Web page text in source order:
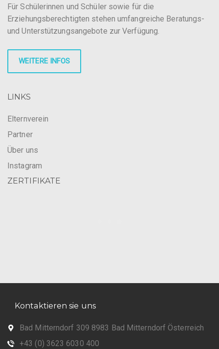
Für Schülerinnen und Schüler sowie für die
Erziehungsberechtigten stehen umfangreiche Beratungs-
und Unterstützungsangebote zur Verfügung.
WEITERE INFOS
LINKS
Elternverein
Partner
Über uns
Instagram
ZERTIFIKATE
Kontaktieren sie uns
Bad Mitterndorf 309 8983 Bad Mitterndorf Österreich
+43 (0) 3623 6030 400